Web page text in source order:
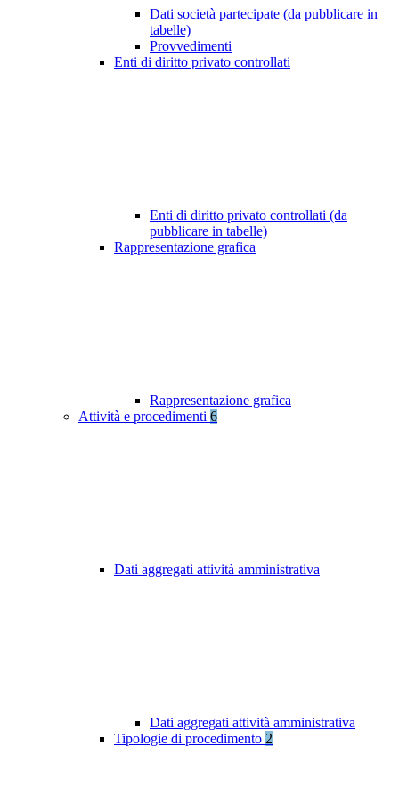
Dati società partecipate (da pubblicare in
tabelle)
Provvedimenti
Enti di diritto privato controllati
Enti di diritto privato controllati (da
pubblicare in tabelle)
Rappresentazione grafica
Rappresentazione grafica
Attività e procedimenti 6
Dati aggregati attività amministrativa
Dati aggregati attività amministrativa
Tipologie di procedimento 2